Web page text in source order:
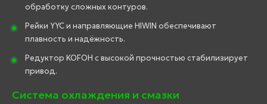
обработку сложных контуров.
Рейки YYC и направляющие HIWIN обеспечивают
плавность и надёжность.
Редуктор KOFOH с высокой прочностью стабилизирует
привод.
Система охлаждения и смазки